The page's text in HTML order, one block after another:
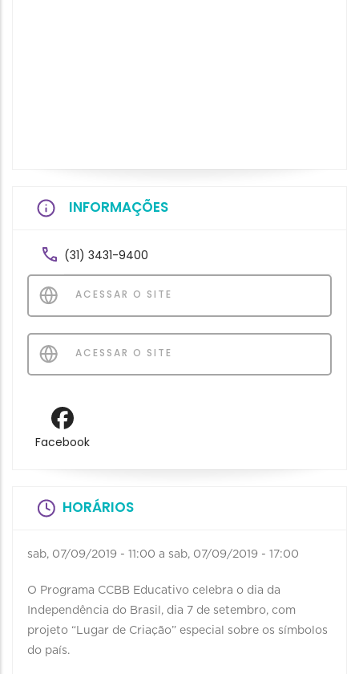
INFORMAÇÕES
(31) 3431-9400
ACESSAR O SITE
ACESSAR O SITE
Facebook
HORÁRIOS
sab, 07/09/2019 - 11:00 a sab, 07/09/2019 - 17:00
O Programa CCBB Educativo celebra o dia da
Independência do Brasil, dia 7 de setembro, com
projeto “Lugar de Criação” especial sobre os símbolos
do país.